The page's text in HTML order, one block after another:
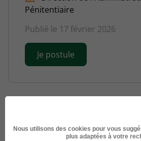
Pénitentiaire
Publié le 17 février 2026
Je postule
Consultez les offres
Nous utilisons des cookies pour vous
plus adaptées à votre